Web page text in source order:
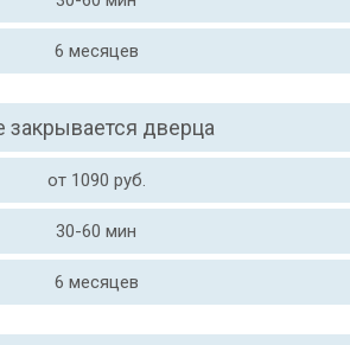
6 месяцев
закрывается дверца
от 1090 руб.
30-60 мин
6 месяцев